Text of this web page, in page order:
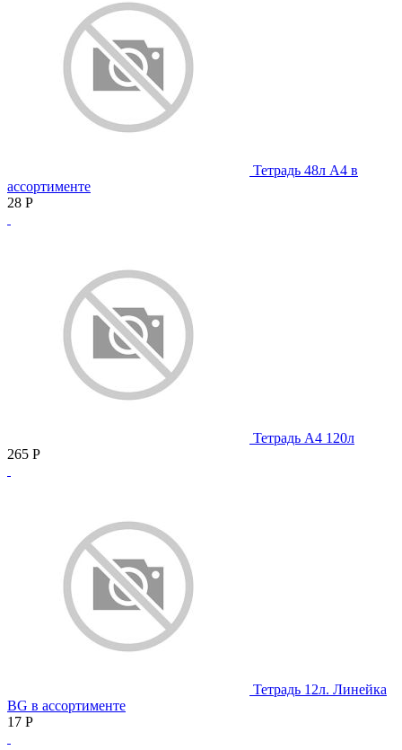
Тетрадь 48л А4 в
ассортименте
28 Р
Тетрадь А4 120л
265 Р
Тетрадь 12л. Линейка
BG в ассортименте
17 Р